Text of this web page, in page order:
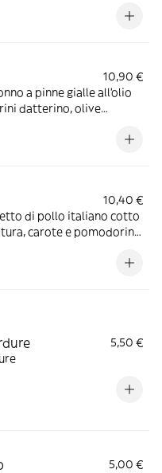
10,90 €
a pinne gialle all’olio
datterino, olive
10,40 €
di pollo italiano cotto
carote e pomodorini
5,50 €
5,00 €